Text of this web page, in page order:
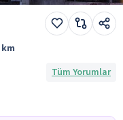
km
Tüm Yorumlar